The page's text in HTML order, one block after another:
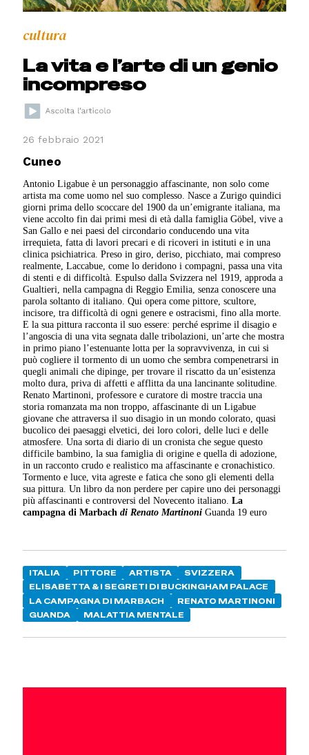
cultura
La vita e l’arte di un genio
incompreso
26 febbraio 2021
Cuneo
Antonio Ligabue è un personaggio affascinante, non solo come
artista ma come uomo nel suo complesso. Nasce a Zurigo quindici
giorni prima dello scoccare del 1900 da un’emigrante italiana, ma
viene accolto fin dai primi mesi di età dalla famiglia Göbel, vive a
San Gallo e nei paesi del circondario conducendo una vita
irrequieta, fatta di lavori precari e di ricoveri in istituti e in una
clinica psichiatrica. Preso in giro, deriso, picchiato, mai compreso
realmente, Laccabue, come lo deridono i compagni, passa una vita
di stenti e di difficoltà. Espulso dalla Svizzera nel 1919, approda a
Gualtieri, nella campagna di Reggio Emilia, senza conoscere una
parola soltanto di italiano. Qui opera come pittore, scultore,
incisore, tra difficoltà di ogni genere e ostracismi, fino alla morte.
E la sua pittura racconta il suo essere: perché esprime il disagio e
l’angoscia di una vita segnata dalle tribolazioni, un’arte che mostra
in primo piano l’estenuante lotta per la sopravvivenza, in cui si
può cogliere il tormento di un uomo che sembra compenetrarsi in
quegli animali che dipinge, per trovare il riscatto da un’esistenza
molto dura, priva di affetti e afflitta da una lancinante solitudine.
Renato Martinoni, professore e curatore di mostre traccia una
storia romanzata ma non troppo, affascinante di un Ligabue
giovane che attraversa il suo disagio in un mondo colorato, quasi
bucolico dei paesaggi elvetici, dei loro colori, delle luci e delle
atmosfere. Una sorta di diario di un cronista che segue questo
difficile bambino, la sua famiglia di origine e quella di adozione,
in un racconto crudo e realistico ma affascinante e cronachistico.
Tormento e luce, vita agreste e fatica che sono gli elementi della
sua pittura. Un libro da non perdere per capire uno dei personaggi
più affascinanti e controversi del Novecento italiano.La
campagna di Marbach di Renato Martinoni Guanda 19 euro
ITALIA PITTORE ARTISTA
SVIZZERA
ELISABETTA & I SEGRETI DI BUCKINGHAM PALACE
LA CAMPAGNA DI MARBACH
RENATO MARTINONI
GUANDA
MALATTIA MENTALE